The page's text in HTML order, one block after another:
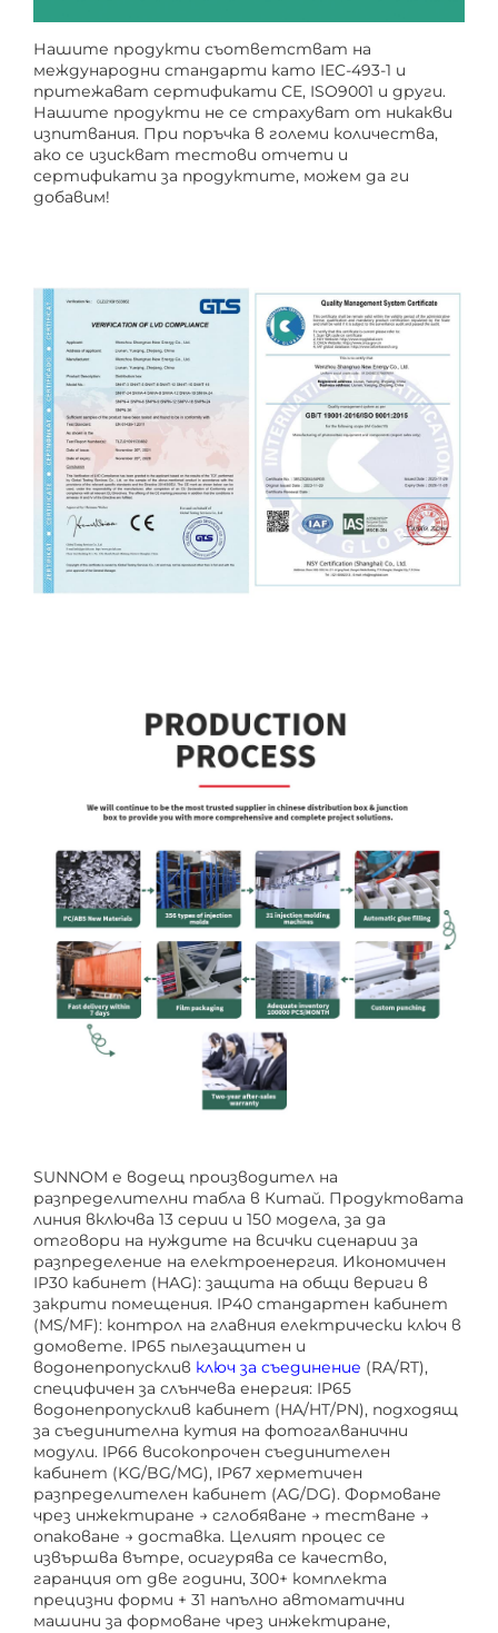
Нашите продукти съответстват на
международни стандарти като IEC-493-1 и
притежават сертификати CE, ISO9001 и други.
Нашите продукти не се страхуват от никакви
изпитвания. При поръчка в големи количества,
ако се изискват тестови отчети и
сертификати за продуктите, можем да ги
добавим!
SUNNOM е водещ производител на
разпределителни табла в Китай. Продуктовата
линия включва 13 серии и 150 модела, за да
отговори на нуждите на всички сценарии за
разпределение на електроенергия. Икономичен
IP30 кабинет (HAG): защита на общи вериги в
закрити помещения. IP40 стандартен кабинет
(MS/MF): контрол на главния електрически ключ в
домовете. IP65 пылезащитен и
водонепропусклив ключ за съединение (RA/RT),
специфичен за слънчева енергия: IP65
водонепропусклив кабинет (HA/HT/PN), подходящ
за съединителна кутия на фотогалванични
модули. IP66 високопрочен съединителен
кабинет (KG/BG/MG), IP67 херметичен
разпределителен кабинет (AG/DG). Формоване
чрез инжектиране → сглобяване → тестване →
опаковане → доставка. Целият процес се
извършва вътре, осигурява се качество,
гаранция от две години, 300+ комплекта
прецизни форми + 31 напълно автоматични
машини за формоване чрез инжектиране,